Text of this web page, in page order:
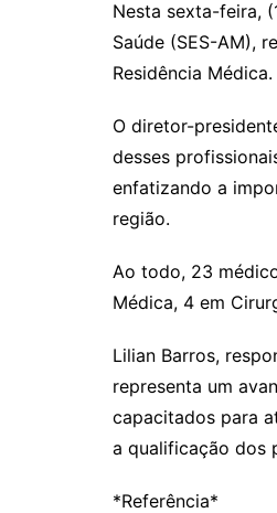
Nesta sexta-feira,
Saúde (SES-AM),
Residência Médica.
O diretor-
desses
enfatizando a
região.
Ao todo, 23
Médica, 4 em
Lilian Barros,
representa um
capacitados para
a qualificação dos
*Referência*